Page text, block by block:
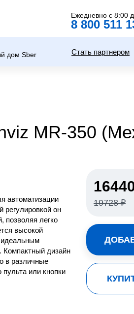
Ежедневно с 8:00
8 800 511
Стать партнером
MR-350
автоматизации
регулировкой он
позволяя легко
высокой
идеальным
дизайн
в различные
или кнопки
19728 ₽